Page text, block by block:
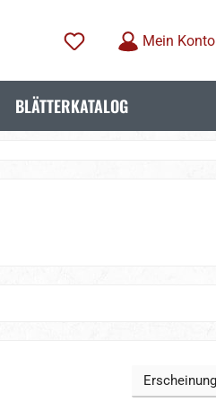
Mein Konto
BLÄTTERKATALOG